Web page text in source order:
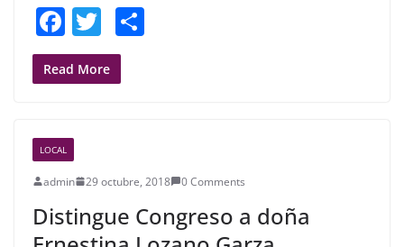
F
a
c
b
o
o
k
T
w
itt
Read More
LOCAL
admin 29 octubre, 2018 0 Comments
Distingue Congreso a doña